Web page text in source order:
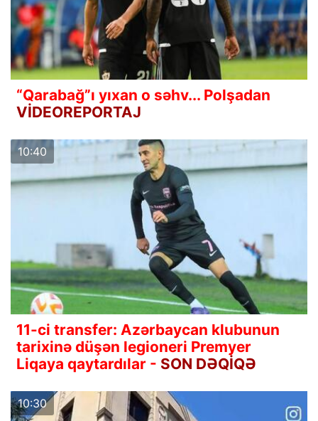
“Qarabağ”ı yıxan o səhv... Polşadan
VİDEOREPORTAJ
10:40
11-ci transfer: Azərbaycan klubunun
tarixinə düşən legioneri Premyer
Liqaya qaytardılar - SON DƏQİQƏ
10:30